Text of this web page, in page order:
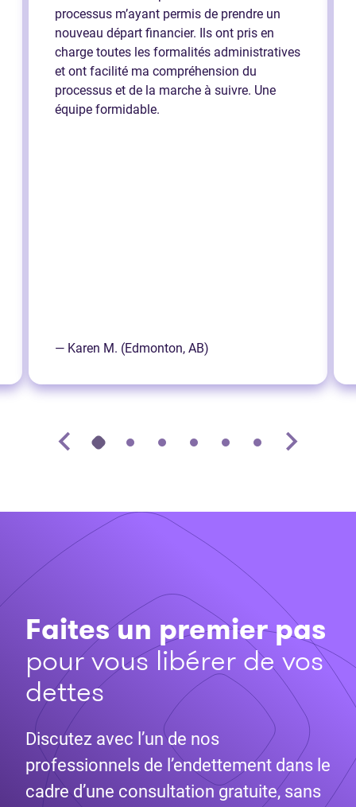
processus m’ayant permis de prendre un
nouveau départ financier. Ils ont pris en
charge toutes les formalités administratives
et ont facilité ma compréhension du
processus et de la marche à suivre. Une
équipe formidable.
— Karen M. (Edmonton, AB)
Faites un premier pas
pour vous libérer de vos
dettes
Discutez avec l’un de nos
professionnels de l’endettement dans le
cadre d’une consultation gratuite, sans